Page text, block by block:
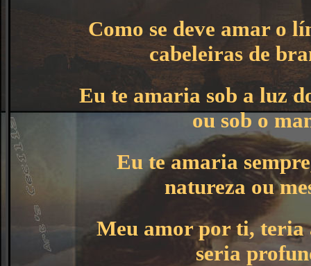
Como se deve amar o
cabeleiras de
Eu te amaria sob a luz
ou sob o
Eu te amaria
natureza ou
Meu amor por ti, teria
seria